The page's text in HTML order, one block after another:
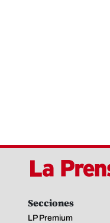
Secciones
LP Premium